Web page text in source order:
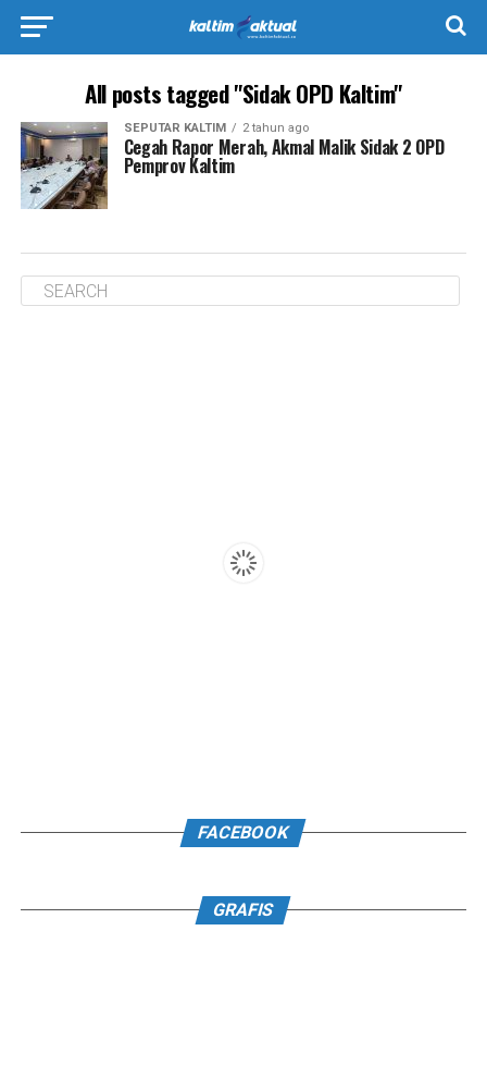
All posts tagged "Sidak OPD Kaltim"
SEPUTAR KALTIM 2 tahun ago
Cegah Rapor Merah, Akmal Malik Sidak 2 OPD
Pemprov Kaltim
FACEBOOK
GRAFIS